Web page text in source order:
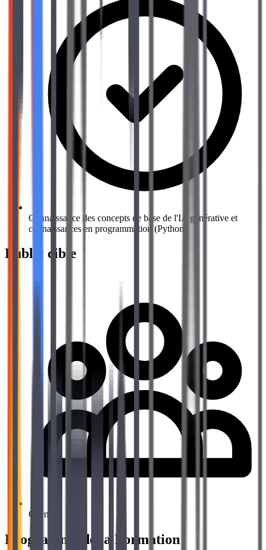
Connaissance des concepts de base de l'IA générative et
connaissances en programmation (Python)
Public cible
Clients
Programme de la Formation